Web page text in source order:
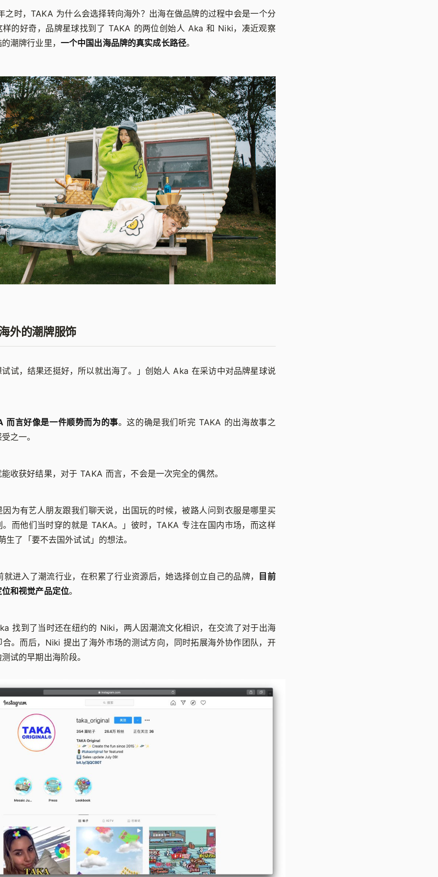
之时，TAKA 为什么会选择转向海外？出海在做品牌的过程中会是一个分
样的好奇，品牌星球找到了 TAKA 的两位创始人 Aka 和 Niki，凑近观察
潮牌行业里， 一个中国出海品牌的真实成长路径。
外的潮牌服饰
试，结果还挺好，所以就出海了。」创始人 Aka 在采访中对品牌星球说
而言好像是一件顺势而为的事。这的确是我们听完 TAKA 的出海故事之
之一。
收获好结果，对于 TAKA 而言，不会是一次完全的偶然。
为有艺人朋友跟我们聊天说，出国玩的时候，被路人问到衣服是哪里买
。而他们当时穿的就是 TAKA。」彼时，TAKA 专注在国内市场，而这样
生了「要不去国外试试」的想法。
进入了潮流行业，在积累了行业资源后，她选择创立自己的品牌，
目前
和视觉产品定位。
找到了当时还在纽约的 Niki，两人因潮流文化相识，在交流了对于出海
合。而后，Niki 提出了海外市场的测试方向，同时拓展海外协作团队，开
试的早期出海阶段。